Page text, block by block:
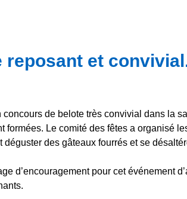
reposant et
de belote très convivial dans la
formées. Le comité des fêtes a organisé
des gâteaux fourrés et se
d’encouragement pour cet événement